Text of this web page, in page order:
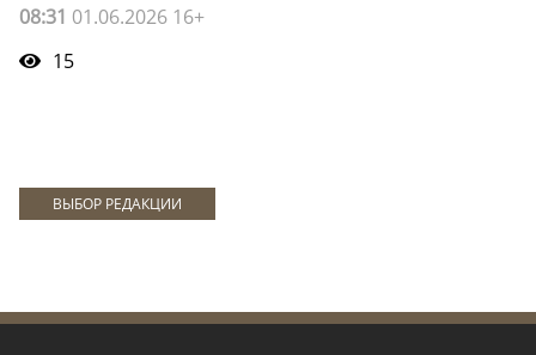
08:31 01.06.2026 16+
15
ВЫБОР РЕДАКЦИИ